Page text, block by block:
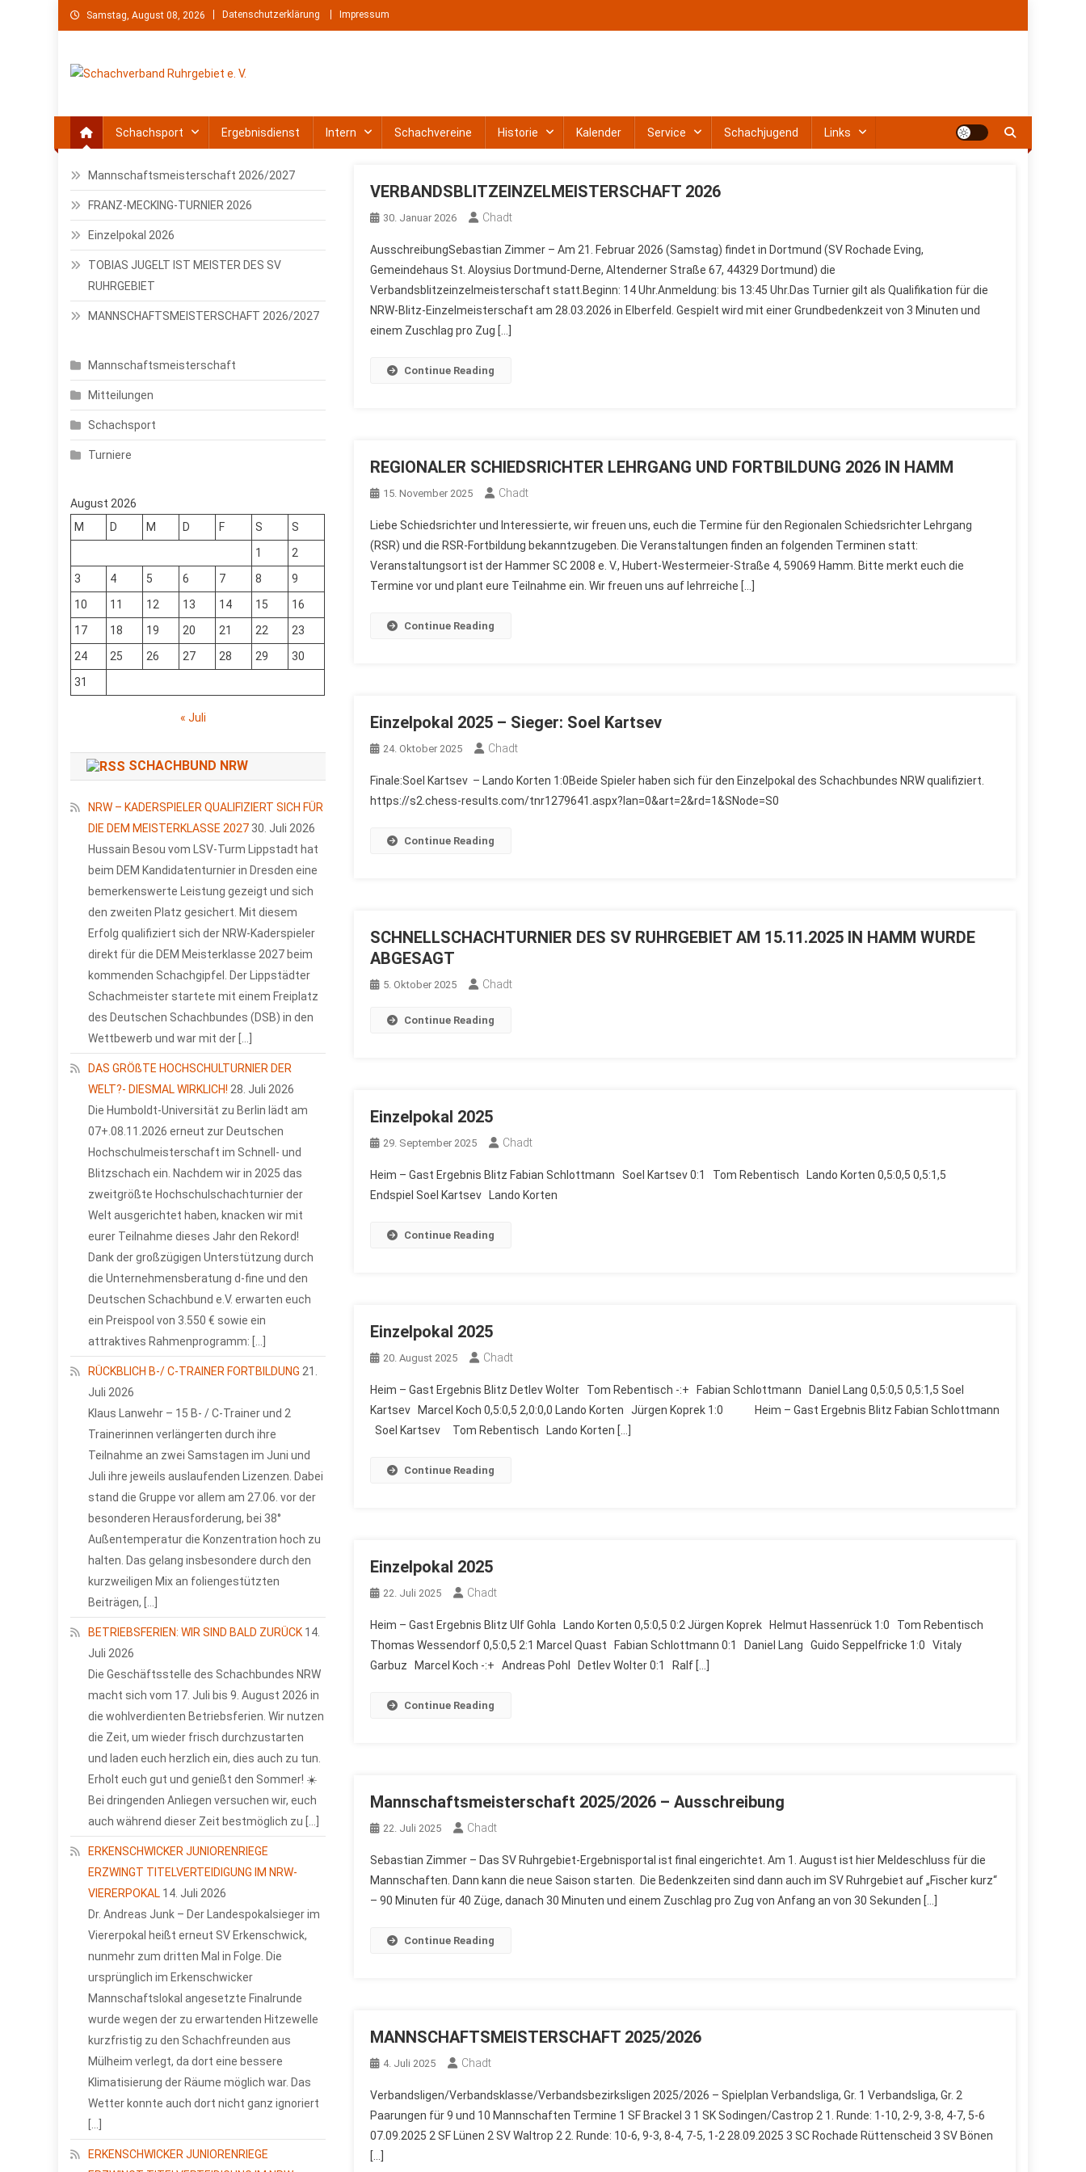
Skip
to
Samstag, August 08, 2026 Datenschutzerklärung Impressum
Schachsport Ergebnisdienst Intern Schachvereine Historie Kalender Service Schachjugend Links
VERBANDSBLITZEINZELMEISTERSCHAFT 2026
30. Januar 2026 Chadt
AusschreibungSebastian Zimmer – Am 21. Februar 2026 (Samstag) findet in Dortmund (SV Rochade Eving,
Gemeindehaus St. Aloysius Dortmund-Derne, Altenderner Straße 67, 44329 Dortmund) die
Verbandsblitzeinzelmeisterschaft statt.Beginn: 14 Uhr.Anmeldung: bis 13:45 Uhr.Das Turnier gilt als Qualifikation für die
NRW-Blitz-Einzelmeisterschaft am 28.03.2026 in Elberfeld. Gespielt wird mit einer Grundbedenkzeit von 3 Minuten und
einem Zuschlag pro Zug […]
Continue Reading
REGIONALER SCHIEDSRICHTER LEHRGANG UND FORTBILDUNG 2026 IN HAMM
15. November 2025 Chadt
Liebe Schiedsrichter und Interessierte, wir freuen uns, euch die Termine für den Regionalen Schiedsrichter Lehrgang
(RSR) und die RSR-Fortbildung bekanntzugeben. Die Veranstaltungen finden an folgenden Terminen statt:
Veranstaltungsort ist der Hammer SC 2008 e. V., Hubert-Westermeier-Straße 4, 59069 Hamm. Bitte merkt euch die
Termine vor und plant eure Teilnahme ein. Wir freuen uns auf lehrreiche […]
Continue Reading
Einzelpokal 2025 – Sieger: Soel Kartsev
24. Oktober 2025 Chadt
Finale:Soel Kartsev – Lando Korten 1:0Beide Spieler haben sich für den Einzelpokal des Schachbundes NRW qualifiziert.
https://s2.chess-results.com/tnr1279641.aspx?lan=0&art=2&rd=1&SNode=S0
Continue Reading
SCHNELLSCHACHTURNIER DES SV RUHRGEBIET AM 15.11.2025 IN HAMM WURDE
ABGESAGT
5. Oktober 2025 Chadt
Continue Reading
Einzelpokal 2025
29. September 2025 Chadt
Heim – Gast Ergebnis Blitz Fabian Schlottmann Soel Kartsev 0:1 Tom Rebentisch Lando Korten 0,5:0,5 0,5:1,5
Endspiel Soel Kartsev Lando Korten
Continue Reading
Einzelpokal 2025
20. August 2025 Chadt
Heim – Gast Ergebnis Blitz Detlev Wolter Tom Rebentisch -:+ Fabian Schlottmann Daniel Lang 0,5:0,5 0,5:1,5 Soel
Kartsev Marcel Koch 0,5:0,5 2,0:0,0 Lando Korten Jürgen Koprek 1:0 Heim – Gast Ergebnis Blitz Fabian Schlottmann
Soel Kartsev Tom Rebentisch Lando Korten […]
Continue Reading
Einzelpokal 2025
22. Juli 2025 Chadt
Heim – Gast Ergebnis Blitz Ulf Gohla Lando Korten 0,5:0,5 0:2 Jürgen Koprek Helmut Hassenrück 1:0 Tom Rebentisch
Thomas Wessendorf 0,5:0,5 2:1 Marcel Quast Fabian Schlottmann 0:1 Daniel Lang Guido Seppelfricke 1:0 Vitaly
Garbuz Marcel Koch -:+ Andreas Pohl Detlev Wolter 0:1 Ralf […]
Continue Reading
Mannschaftsmeisterschaft 2025/2026 – Ausschreibung
22. Juli 2025 Chadt
Sebastian Zimmer – Das SV Ruhrgebiet-Ergebnisportal ist final eingerichtet. Am 1. August ist hier Meldeschluss für die
Mannschaften. Dann kann die neue Saison starten. Die Bedenkzeiten sind dann auch im SV Ruhrgebiet auf „Fischer kurz“
– 90 Minuten für 40 Züge, danach 30 Minuten und einem Zuschlag pro Zug von Anfang an von 30 Sekunden […]
Continue Reading
MANNSCHAFTSMEISTERSCHAFT 2025/2026
4. Juli 2025 Chadt
Verbandsligen/Verbandsklasse/Verbandsbezirksligen 2025/2026 – Spielplan Verbandsliga, Gr. 1 Verbandsliga, Gr. 2
Paarungen für 9 und 10 Mannschaften Termine 1 SF Brackel 3 1 SK Sodingen/Castrop 2 1. Runde: 1-10, 2-9, 3-8, 4-7, 5-6
07.09.2025 2 SF Lünen 2 SV Waltrop 2 2. Runde: 10-6, 9-3, 8-4, 7-5, 1-2 28.09.2025 3 SC Rochade Rüttenscheid 3 SV Bönen
[…]
Mannschaftsmeisterschaft 2026/2027
FRANZ-MECKING-TURNIER 2026
Einzelpokal 2026
TOBIAS JUGELT IST MEISTER DES SV
RUHRGEBIET
MANNSCHAFTSMEISTERSCHAFT 2026/2027
Mannschaftsmeisterschaft
Mitteilungen
Schachsport
Turniere
August 2026
M
D M D F S
S
1
2
3
4 5 6 7 8
9
10
11 12 13 14 15
16
17
18 19 20 21 22
23
24
25 26 27 28 29
30
31
« Juli
SCHACHBUND NRW
NRW – KADERSPIELER QUALIFIZIERT SICH FÜR
DIE DEM MEISTERKLASSE 2027 30. Juli 2026
Hussain Besou vom LSV-Turm Lippstadt hat
beim DEM Kandidatenturnier in Dresden eine
bemerkenswerte Leistung gezeigt und sich
den zweiten Platz gesichert. Mit diesem
Erfolg qualifiziert sich der NRW-Kaderspieler
direkt für die DEM Meisterklasse 2027 beim
kommenden Schachgipfel. Der Lippstädter
Schachmeister startete mit einem Freiplatz
des Deutschen Schachbundes (DSB) in den
Wettbewerb und war mit der […]
DAS GRÖßTE HOCHSCHULTURNIER DER
WELT?- DIESMAL WIRKLICH! 28. Juli 2026
Die Humboldt-Universität zu Berlin lädt am
07+.08.11.2026 erneut zur Deutschen
Hochschulmeisterschaft im Schnell- und
Blitzschach ein. Nachdem wir in 2025 das
zweitgrößte Hochschulschachturnier der
Welt ausgerichtet haben, knacken wir mit
eurer Teilnahme dieses Jahr den Rekord!
Dank der großzügigen Unterstützung durch
die Unternehmensberatung d-fine und den
Deutschen Schachbund e.V. erwarten euch
ein Preispool von 3.550 € sowie ein
attraktives Rahmenprogramm: […]
RÜCKBLICH B-/ C-TRAINER FORTBILDUNG 21.
Juli 2026
Klaus Lanwehr – 15 B- / C-Trainer und 2
Trainerinnen verlängerten durch ihre
Teilnahme an zwei Samstagen im Juni und
Juli ihre jeweils auslaufenden Lizenzen. Dabei
stand die Gruppe vor allem am 27.06. vor der
besonderen Herausforderung, bei 38°
Außentemperatur die Konzentration hoch zu
halten. Das gelang insbesondere durch den
kurzweiligen Mix an foliengestützten
Beiträgen, […]
BETRIEBSFERIEN: WIR SIND BALD ZURÜCK 14.
Juli 2026
Die Geschäftsstelle des Schachbundes NRW
macht sich vom 17. Juli bis 9. August 2026 in
die wohlverdienten Betriebsferien. Wir nutzen
die Zeit, um wieder frisch durchzustarten
und laden euch herzlich ein, dies auch zu tun.
Erholt euch gut und genießt den Sommer! ☀️
Bei dringenden Anliegen versuchen wir, euch
auch während dieser Zeit bestmöglich zu […]
ERKENSCHWICKER JUNIORENRIEGE
ERZWINGT TITELVERTEIDIGUNG IM NRW-
VIERERPOKAL 14. Juli 2026
Dr. Andreas Junk – Der Landespokalsieger im
Viererpokal heißt erneut SV Erkenschwick,
nunmehr zum dritten Mal in Folge. Die
ursprünglich im Erkenschwicker
Mannschaftslokal angesetzte Finalrunde
wurde wegen der zu erwartenden Hitzewelle
kurzfristig zu den Schachfreunden aus
Mülheim verlegt, da dort eine bessere
Klimatisierung der Räume möglich war. Das
Wetter konnte auch dort nicht ganz ignoriert
[…]
ERKENSCHWICKER JUNIORENRIEGE